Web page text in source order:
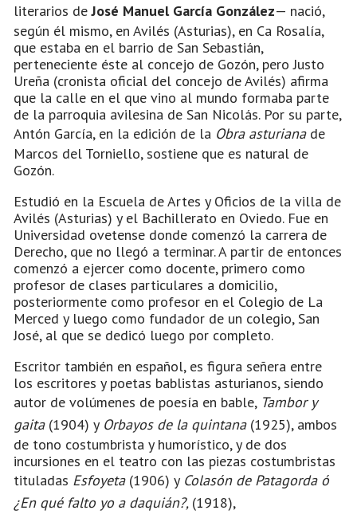
literarios deJosé Manuel García González— nació,
según él mismo, en Avilés (Asturias), en Ca Rosalía,
que estaba en el barrio de San Sebastián,
perteneciente éste al concejo de Gozón, pero Justo
Ureña (cronista oficial del concejo de Avilés) afirma
que la calle en el que vino al mundo formaba parte
de la parroquia avilesina de San Nicolás. Por su parte,
Antón García, en la edición de la Obra asturiana de
Marcos del Torniello, sostiene que es natural de
Gozón.
Estudió en la Escuela de Artes y Oficios de la villa de
Avilés (Asturias) y el Bachillerato en Oviedo. Fue en
Universidad ovetense donde comenzó la carrera de
Derecho, que no llegó a terminar. A partir de entonces
comenzó a ejercer como docente, primero como
profesor de clases particulares a domicilio,
posteriormente como profesor en el Colegio de La
Merced y luego como fundador de un colegio, San
José, al que se dedicó luego por completo.
Escritor también en español, es figura señera entre
los escritores y poetas bablistas asturianos, siendo
autor de volúmenes de poesía en bable, Tambor y
gaita (1904) y Orbayos de la quintana (1925), ambos
de tono costumbrista y humorístico, y de dos
incursiones en el teatro con las piezas costumbristas
tituladas Esfoyeta(1906) y Colasón de Patagorda ó
¿En qué falto yo a daquián?, (1918),